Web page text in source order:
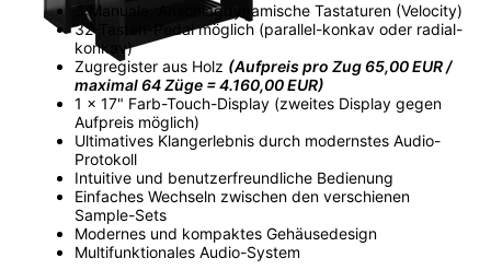
3 Manuale, Anschlagdynamische Tastaturen (Velocity)
32-Tasten-Pedal möglich (parallel-konkav oder radial-
konkav)
Zugregister aus Holz (Aufpreis pro Zug 65,00 EUR /
maximal 64 Züge = 4.160,00 EUR)
1 x 17" Farb-Touch-Display (zweites Display gegen
Aufpreis möglich)
Ultimatives Klangerlebnis durch modernstes Audio-
Protokoll
Intuitive und benutzerfreundliche Bedienung
Einfaches Wechseln zwischen den verschienen
Sample-Sets
Modernes und kompaktes Gehäusedesign
Multifunktionales Audio-System